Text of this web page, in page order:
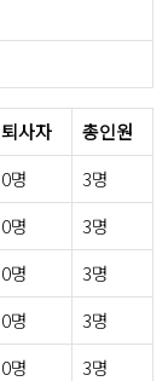
퇴사자
총인원
0명
3명
0명
3명
0명
3명
0명
3명
0명
3명